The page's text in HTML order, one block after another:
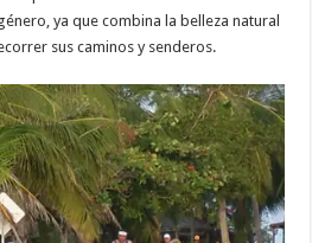
ya que combina la belleza natural
sus caminos y senderos.